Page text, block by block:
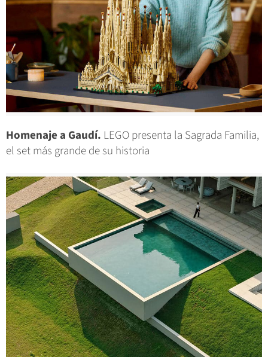
Homenaje a Gaudí. LEGO presenta la Sagrada Familia,
el set más grande de su historia